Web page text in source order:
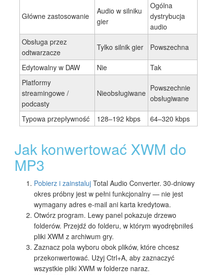
Główne zastosowanie
Audio w silniku
gier
Ogólna
dystrybucja
audio
Obsługa przez
odtwarzacze
Tylko silnik gier Powszechna
Edytowalny w DAW Nie
Tak
Platformy
streamingowe /
podcasty
Nieobsługiwane
Powszechnie
obsługiwane
Typowa przepływność 128–192 kbps 64–320 kbps
Jak konwertować XWM do
MP3
Pobierz i zainstaluj Total Audio Converter. 30-dniowy
okres próbny jest w pełni funkcjonalny — nie jest
wymagany adres e-mail ani karta kredytowa.
Otwórz program. Lewy panel pokazuje drzewo
folderów. Przejdź do folderu, w którym wyodrębniłeś
pliki XWM z archiwum gry.
Zaznacz pola wyboru obok plików, które chcesz
przekonwertować. Użyj Ctrl+A, aby zaznaczyć
wszystkie pliki XWM w folderze naraz.